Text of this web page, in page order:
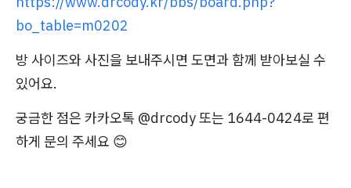
bo_table=m0202
방 사이즈와 사진을 보내주시면 도면과 함께 받아보실 수
있어요.
궁금한 점은 카카오톡 @drcody 또는 1644-0424로 편
하게 문의 주세요 😊